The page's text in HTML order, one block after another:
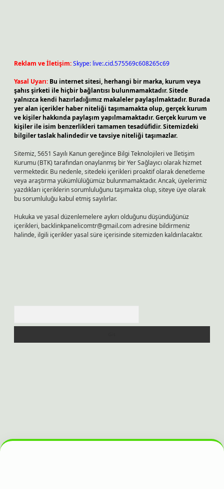
Reklam ve İletişim:Skype: live:.cid.575569c608265c69
Yasal Uyarı: Bu internet sitesi, herhangi bir marka, kurum veya
şahıs şirketi ile hiçbir bağlantısı bulunmamaktadır. Sitede
yalnızca kendi hazırladığımız makaleler paylaşılmaktadır. Burada
yer alan içerikler haber niteliği taşımamakta olup, gerçek kurum
ve kişiler hakkında paylaşım yapılmamaktadır. Gerçek kurum ve
kişiler ile isim benzerlikleri tamamen tesadüfidir. Sitemizdeki
bilgiler taslak halindedir ve tavsiye niteliği taşımazlar.
Sitemiz, 5651 Sayılı Kanun gereğince Bilgi Teknolojileri ve İletişim
Kurumu (BTK) tarafından onaylanmış bir Yer Sağlayıcı olarak hizmet
vermektedir. Bu nedenle, sitedeki içerikleri proaktif olarak denetleme
veya araştırma yükümlülüğümüz bulunmamaktadır. Ancak, üyelerimiz
yazdıkları içeriklerin sorumluluğunu taşımakta olup, siteye üye olarak
bu sorumluluğu kabul etmiş sayılırlar.
Hukuka ve yasal düzenlemelere aykırı olduğunu düşündüğünüz
içerikleri, backlinkpanelicomtr@gmail.comadresine bildirmeniz
halinde, ilgili içerikler yasal süre içerisinde sitemizden kaldırılacaktır.
bahis sitesi